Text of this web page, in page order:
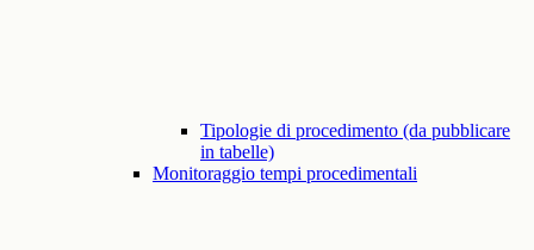
Tipologie di procedimento (da pubblicare
in tabelle)
Monitoraggio tempi procedimentali